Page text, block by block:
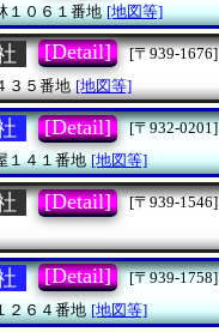
１０６１番地 [地図等]
[Detail]
[〒939-1676]
３５番地 [地図等]
[Detail]
[〒932-0201]
１４１番地 [地図等]
[Detail] [〒939-1546]
[Detail]
[〒939-1758]
２６４番地 [地図等]